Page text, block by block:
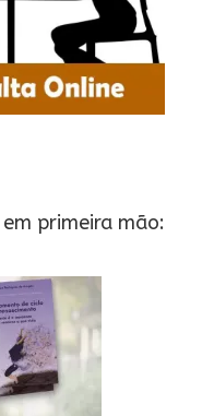
primeira mão: